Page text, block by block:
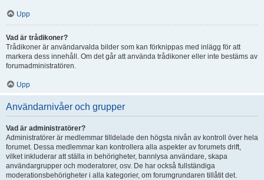
Upp
Vad är trådikoner?
Trådikoner är användarvalda bilder som kan förknippas med inlägg för att
markera dess innehåll. Om det går att använda trådikoner eller inte bestäms av
forumadministratören.
Upp
Användarnivåer och grupper
Vad är administratörer?
Administratörer är medlemmar tilldelade den högsta nivån av kontroll över hela
forumet. Dessa medlemmar kan kontrollera alla aspekter av forumets drift,
vilket inkluderar att ställa in behörigheter, bannlysa användare, skapa
användargrupper och moderatorer, osv. De har också fullständiga
moderationsbehörigheter i alla kategorier, om forumgrundaren tillåtit det.